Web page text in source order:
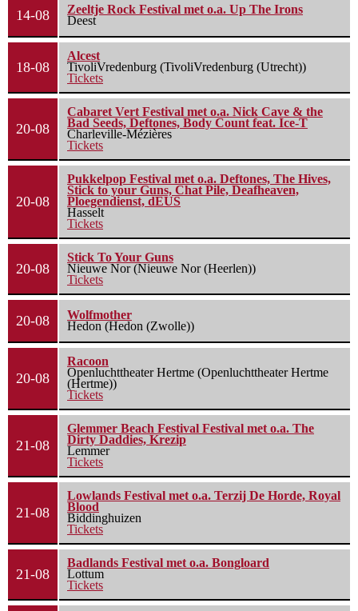
14-08
Zeeltje Rock Festival met o.a. Up The Irons
Deest
18-08
Alcest
TivoliVredenburg (TivoliVredenburg (Utrecht))
Tickets
20-08
Cabaret Vert Festival met o.a. Nick Cave & the
Bad Seeds, Deftones, Body Count feat. Ice-T
Charleville-Mézières
Tickets
20-08
Pukkelpop Festival met o.a. Deftones, The Hives,
Stick to your Guns, Chat Pile, Deafheaven,
Ploegendienst, dEUS
Hasselt
Tickets
20-08
Stick To Your Guns
Nieuwe Nor (Nieuwe Nor (Heerlen))
Tickets
20-08
Wolfmother
Hedon (Hedon (Zwolle))
20-08
Racoon
Openluchttheater Hertme (Openluchttheater Hertme
(Hertme))
Tickets
21-08
Glemmer Beach Festival Festival met o.a. The
Dirty Daddies, Krezip
Lemmer
Tickets
21-08
Lowlands Festival met o.a. Terzij De Horde, Royal
Blood
Biddinghuizen
Tickets
21-08
Badlands Festival met o.a. Bongloard
Lottum
Tickets